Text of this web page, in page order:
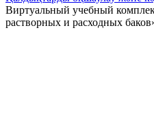
Виртуальный учебный
растворных и расходных